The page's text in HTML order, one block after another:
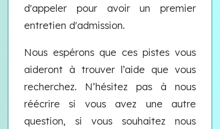
d'appeler pour avoir un premier
entretien d'admission.
Nous espérons que ces pistes vous
aideront à trouver l’aide que vous
recherchez. N’hésitez pas à nous
réécrire si vous avez une autre
question, si vous souhaitez nous